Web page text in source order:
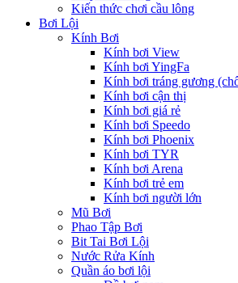
Kiến thức chơi cầu lông
Bơi Lội
Kính Bơi
Kính bơi View
Kính bơi YingFa
Kính bơi tráng gương
Kính bơi cận thị
Kính bơi giá rẻ
Kính bơi Speedo
Kính bơi Phoenix
Kính bơi TYR
Kính bơi Arena
Kính bơi trẻ em
Kính bơi người lớn
Mũ Bơi
Phao Tập Bơi
Bit Tai Bơi Lội
Nước Rửa Kính
Quần áo bơi lội